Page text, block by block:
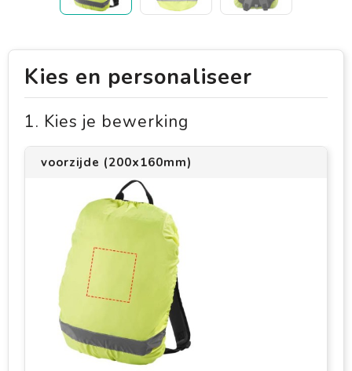
Kies en personaliseer
1. Kies je bewerking
voorzijde (200x160mm)